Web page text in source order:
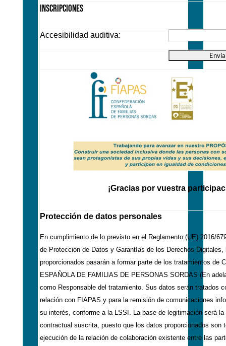
Inscripciones
Accesibilidad auditiva:
¡Gracias por vuestra
Protección de datos personales
En cumplimiento de lo previsto en el Reglamento (UE) 2016/
de Protección de Datos y Garantías de los Derechos
proporcionados pasarán a formar parte de los tratamientos de
ESPAÑOLA DE FAMILIAS DE PERSONAS SORDAS (En
como Responsable del tratamiento. Sus datos serán tratados
relación con FIAPAS y para la remisión de comunicaciones
su interés, conforme a la LSSI. La base de legitimación será
contractual suscrita, puesto que los datos proporcionados son
ejecución de la relación de colaboración existente entre las